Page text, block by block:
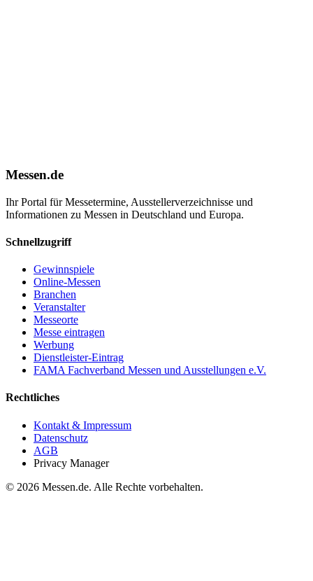
Messen.de
Ihr Portal für Messetermine, Ausstellerverzeichnisse und
Informationen zu Messen in Deutschland und Europa.
Schnellzugriff
Gewinnspiele
Online-Messen
Branchen
Veranstalter
Messeorte
Messe eintragen
Werbung
Dienstleister-Eintrag
FAMA Fachverband Messen und Ausstellungen e.V.
Rechtliches
Kontakt & Impressum
Datenschutz
AGB
Privacy Manager
© 2026 Messen.de. Alle Rechte vorbehalten.